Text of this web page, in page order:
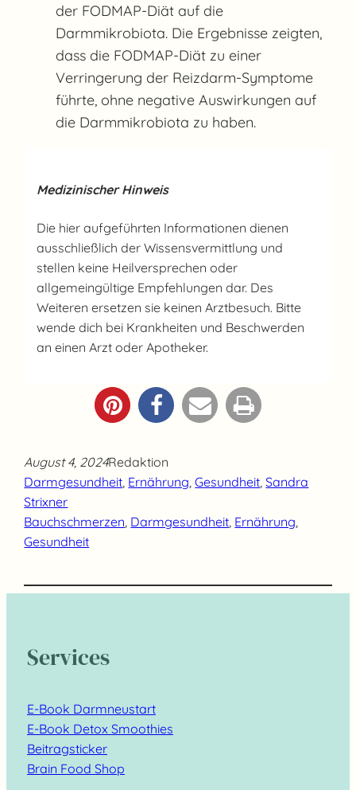
der FODMAP-Diät auf die
Darmmikrobiota. Die Ergebnisse zeigten,
dass die FODMAP-Diät zu einer
Verringerung der Reizdarm-Symptome
führte, ohne negative Auswirkungen auf
die Darmmikrobiota zu haben.
Medizinischer Hinweis
Die hier aufgeführten Informationen dienen
ausschließlich der Wissensvermittlung und
stellen keine Heilversprechen oder
allgemeingültige Empfehlungen dar. Des
Weiteren ersetzen sie keinen Arztbesuch. Bitte
wende dich bei Krankheiten und Beschwerden
an einen Arzt oder Apotheker.
August 4, 2024Redaktion
Darmgesundheit, Ernährung, Gesundheit, Sandra
Strixner
Bauchschmerzen, Darmgesundheit, Ernährung
Gesundheit
Services
E-Book Darmneustart
E-Book Detox Smoothies
Beitragsticker
Brain Food Shop